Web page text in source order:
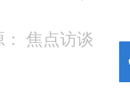
焦点访谈